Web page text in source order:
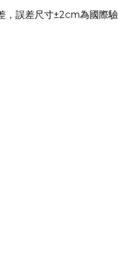
，誤差尺寸±2cm為國際